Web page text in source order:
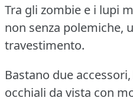
Tra gli zombie e i lupi
non senza polemiche,
travestimento.
Bastano due
occhiali da vista con